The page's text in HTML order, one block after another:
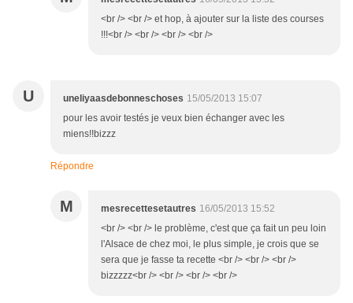
<br /> <br /> et hop, à ajouter sur la liste des courses
!!!<br /> <br /> <br /> <br />
U uneliyaasdebonneschoses 15/05/2013 15:07
pour les avoir testés je veux bien échanger avec les
miens!!bizzz
Répondre
M mesrecettesetautres 16/05/2013 15:52
<br /> <br /> le problème, c'est que ça fait un peu loin
l'Alsace de chez moi, le plus simple, je crois que se
sera que je fasse ta recette <br /> <br /> <br />
bizzzzz<br /> <br /> <br /> <br />